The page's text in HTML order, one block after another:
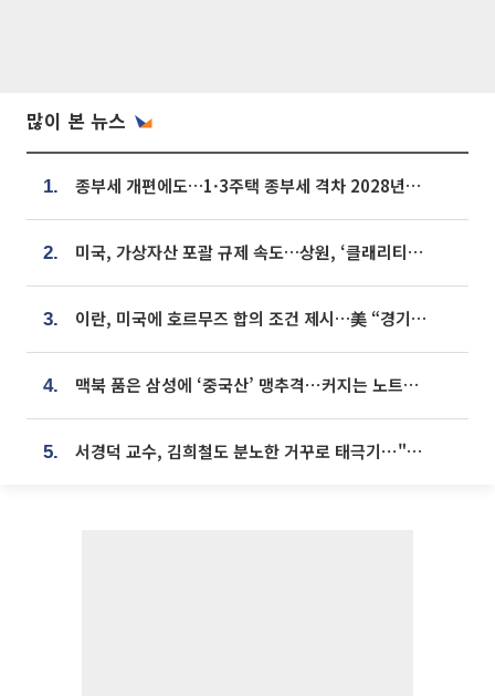
많이 본 뉴스
1. 종부세 개편에도…1·3주택 종부세 격차 2028년부터 확대
2. 미국, 가상자산 포괄 규제 속도…상원, ‘클래리티법’ 9월 절차투표 추진
3. 이란, 미국에 호르무즈 합의 조건 제시…美 “경기 아직 안 끝나” [종합]
4. 맥북 품은 삼성에 ‘중국산’ 맹추격⋯커지는 노트북 OLED 시장
5. 서경덕 교수, 김희철도 분노한 거꾸로 태극기⋯"엉터리는 아냐, 아쉬울 뿐"